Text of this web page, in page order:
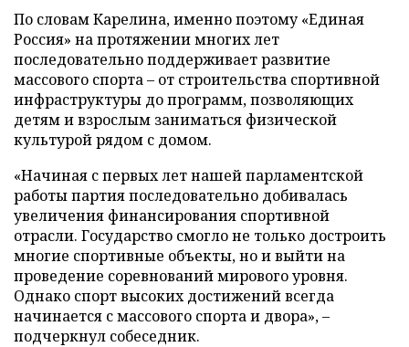
По словам Карелина, именно поэтому «Единая
Россия» на протяжении многих лет
последовательно поддерживает развитие
массового спорта – от строительства спортивной
инфраструктуры до программ, позволяющих
детям и взрослым заниматься физической
культурой рядом с домом.
«Начиная с первых лет нашей парламентской
работы партия последовательно добивалась
увеличения финансирования спортивной
отрасли. Государство смогло не только достроить
многие спортивные объекты, но и выйти на
проведение соревнований мирового уровня.
Однако спорт высоких достижений всегда
начинается с массового спорта и двора», –
подчеркнул собеседник.